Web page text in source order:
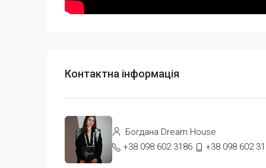
Контактна інформація
Богдана Dream House
+38 098 602 3186
+38 098 602